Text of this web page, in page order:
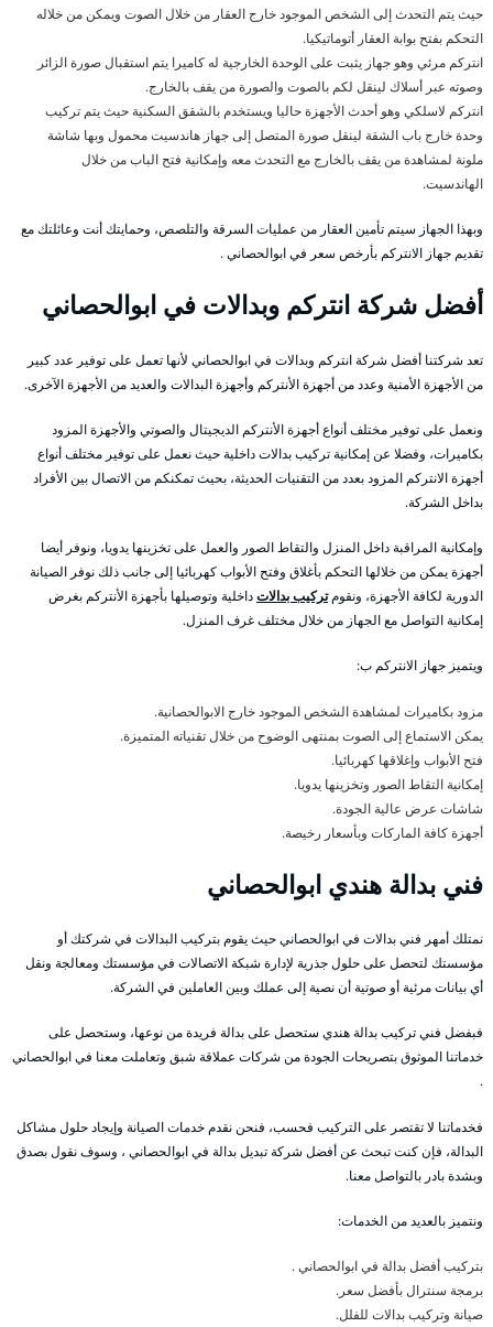
حيث يتم التحدث إلى الشخص الموجود خارج العقار من خلال الصوت ويمكن من خلاله
التحكم بفتح بوابة العقار أتوماتيكيا.
انتركم مرئي وهو جهاز يثبت على الوحدة الخارجية له كاميرا يتم استقبال صورة الزائر
وصوته عبر أسلاك لينقل لكم بالصوت والصورة من يقف بالخارج.
انتركم لاسلكي وهو أحدث الأجهزة حاليا ويستخدم بالشقق السكنية حيث يتم تركيب
وحدة خارج باب الشقة لينقل صورة المتصل إلى جهاز هاندسيت محمول وبها شاشة
ملونة لمشاهدة من يقف بالخارج مع التحدث معه وإمكانية فتح الباب من خلال
الهاندسيت.
وبهذا الجهاز سيتم تأمين العقار من عمليات السرقة والتلصص، وحمايتك أنت وعائلتك مع
تقديم جهاز الانتركم بأرخص سعر في ابوالحصاني .
أفضل شركة انتركم وبدالات في ابوالحصاني
تعد شركتنا أفضل شركة انتركم وبدالات في ابوالحصاني لأنها تعمل على توفير عدد كبير
من الأجهزة الأمنية وعدد من أجهزة الأنتركم وأجهزة البدالات والعديد من الأجهزة الآخرى.
ونعمل على توفير مختلف أنواع أجهزة الأنتركم الديجيتال والصوتي والأجهزة المزود
بكاميرات، وفضلا عن إمكانية تركيب بدالات داخلية حيث نعمل على توفير مختلف أنواع
أجهزة الانتركم المزود بعدد من التقنيات الحديثة، بحيث تمكنكم من الاتصال بين الأفراد
بداخل الشركة.
وإمكانية المراقبة داخل المنزل والتقاط الصور والعمل على تخزينها يدويا، ونوفر أيضا
أجهزة يمكن من خلالها التحكم بأغلاق وفتح الأبواب كهربائيا إلى جانب ذلك نوفر الصيانة
الدورية لكافة الأجهزة، ونقومتركيب بدالاتداخلية وتوصيلها بأجهزة الأنتركم بغرض
إمكانية التواصل مع الجهاز من خلال مختلف غرف المنزل.
ويتميز جهاز الانتركم ب:
مزود بكاميرات لمشاهدة الشخص الموجود خارج الابوالحصانية.
يمكن الاستماع إلى الصوت بمنتهى الوضوح من خلال تقنياته المتميزة.
فتح الأبواب وإغلاقها كهربائيا.
إمكانية التقاط الصور وتخزينها يدويا.
شاشات عرض عالية الجودة.
أجهزة كافة الماركات وبأسعار رخيصة.
فني بدالة هندي ابوالحصاني
نمتلك أمهر فني بدالات في ابوالحصاني حيث يقوم بتركيب البدالات في شركتك أو
مؤسستك لتحصل على حلول جذرية لإدارة شبكة الاتصالات في مؤسستك ومعالجة ونقل
أي بيانات مرئية أو صوتية أن نصية إلى عملك وبين العاملين في الشركة.
فبفضل فني تركيب بدالة هندي ستحصل على بدالة فريدة من نوعها، وستحصل على
خدماتنا الموثوق بتصريحات الجودة من شركات عملاقة شبق وتعاملت معنا في ابوالحصاني
.
فخدماتنا لا تقتصر على التركيب فحسب، فنحن نقدم خدمات الصيانة وإيجاد حلول مشاكل
البدالة، فإن كنت تبحث عن أفضل شركة تبديل بدالة في ابوالحصاني ، وسوف نقول بصدق
وبشدة بادر بالتواصل معنا.
ونتميز بالعديد من الخدمات:
بتركيب أفضل بدالة في ابوالحصاني .
برمجة سنترال بأفضل سعر.
صيانة وتركيب بدالات للفلل.